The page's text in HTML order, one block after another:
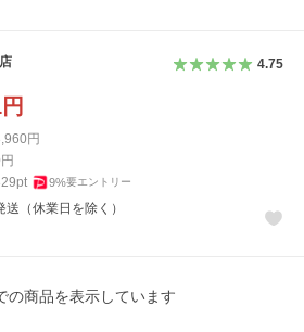
4.75
円
円
円
pt 9%要エントリー
（休業日を除く）
の商品を表示しています